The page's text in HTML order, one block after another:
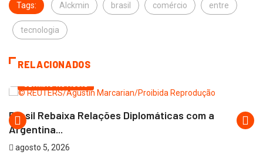
Tags: Alckmin brasil comércio entre
tecnologia
RELACIONADOS
ÚLTIMAS NOTÍCIAS
Brasil Rebaixa Relações Diplomáticas com a
Argentina...
agosto 5, 2026